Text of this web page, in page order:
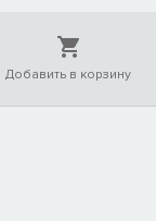
Добавить в корзину